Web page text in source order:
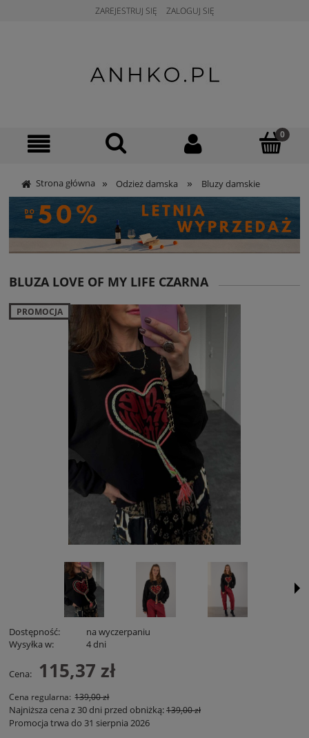
ZAREJESTRUJ SIĘ ZALOGUJ SIĘ
Strona główna » Odzież damska » Bluzy damskie
BLUZA LOVE OF MY LIFE CZARNA
PROMOCJA
Dostępność:
na wyczerpaniu
Wysyłka w:
4 dni
Cena: 115,37 zł
Cena regularna: 139,00 zł
Najniższa cena z 30 dni przed obniżką:139,00 zł
Promocja trwa do 31 sierpnia 2026